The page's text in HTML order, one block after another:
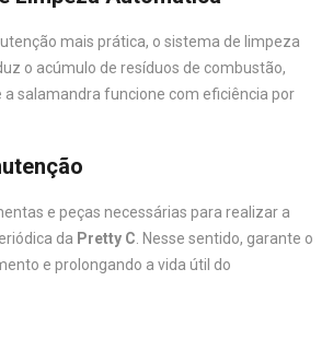
mais prática, o sistema de limpeza
o acúmulo de resíduos de combustão,
a salamandra funcione com eficiência por
e peças necessárias para realizar a
da Pretty C . Nesse sentido, garante o
e prolongando a vida útil do